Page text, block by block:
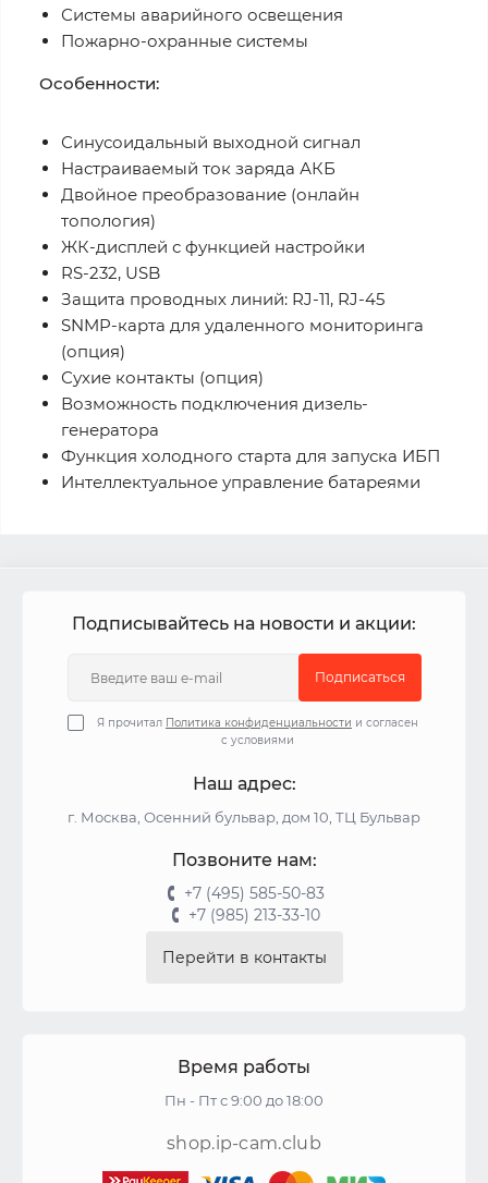
Системы аварийного освещения
Пожарно-охранные системы
Особенности:
Синусоидальный выходной сигнал
Настраиваемый ток заряда АКБ
Двойное преобразование (онлайн
топология)
ЖК-дисплей с функцией настройки
RS-232, USB
Защита проводных линий: RJ-11, RJ-45
SNMP-карта для удаленного мониторинга
(опция)
Сухие контакты (опция)
Возможность подключения дизель-
генератора
Функция холодного старта для запуска ИБП
Интеллектуальное управление батареями
Подписывайтесь на новости и акции:
Подписаться
Я прочитал Политика конфиденциальности и согласен
с условиями
Наш адрес:
г. Москва, Осенний бульвар, дом 10, ТЦ Бульвар
Позвоните нам:
+7 (495) 585-50-83
+7 (985) 213-33-10
Перейти в контакты
Время работы
Пн - Пт с 9:00 до 18:00
shop.ip-cam.club